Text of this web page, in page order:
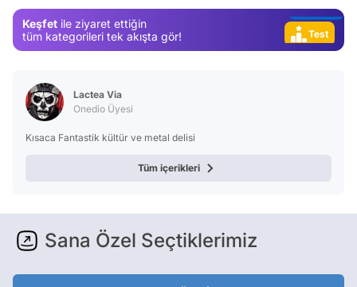
Keşfet ile ziyaret ettiğin
tüm kategorileri tek akışta gör!
Test
Lactea Via
Onedio Üyesi
Kısaca Fantastik kültür ve metal delisi
Tüm içerikleri
Sana Özel Seçtiklerimiz